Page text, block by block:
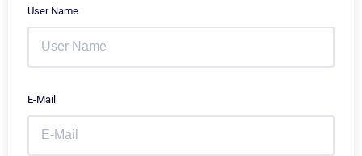
User Name
E-Mail